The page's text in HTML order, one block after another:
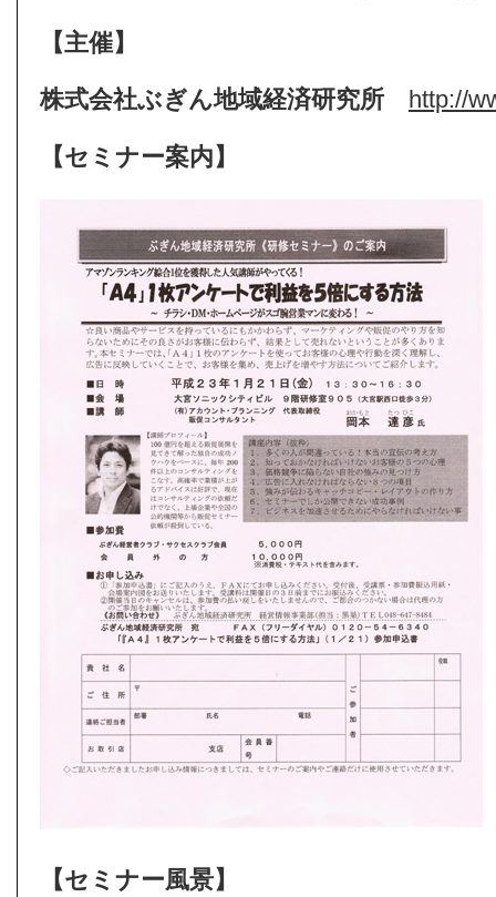
【主催】
株式会社ぶぎん地域経済研究所 http://
【セミナー案内】
【セミナー風景】